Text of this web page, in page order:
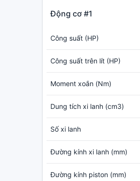
Động cơ #1
Công suất (HP)
Công suất trên lít (HP)
Moment xoắn (Nm)
Dung tích xi lanh (cm3)
Số xi lanh
Đường kính xi lanh (mm)
Đường kính piston (mm)